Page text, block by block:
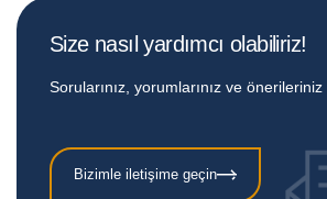
Size nasıl yardımcı olabiliriz!
Sorularınız, yorumlarınız ve önerileriniz
Bizimle iletişime geçin